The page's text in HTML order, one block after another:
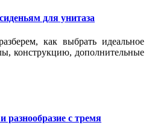
для унитаза
как выбрать идеальное
конструкцию, дополнительные
с тремя